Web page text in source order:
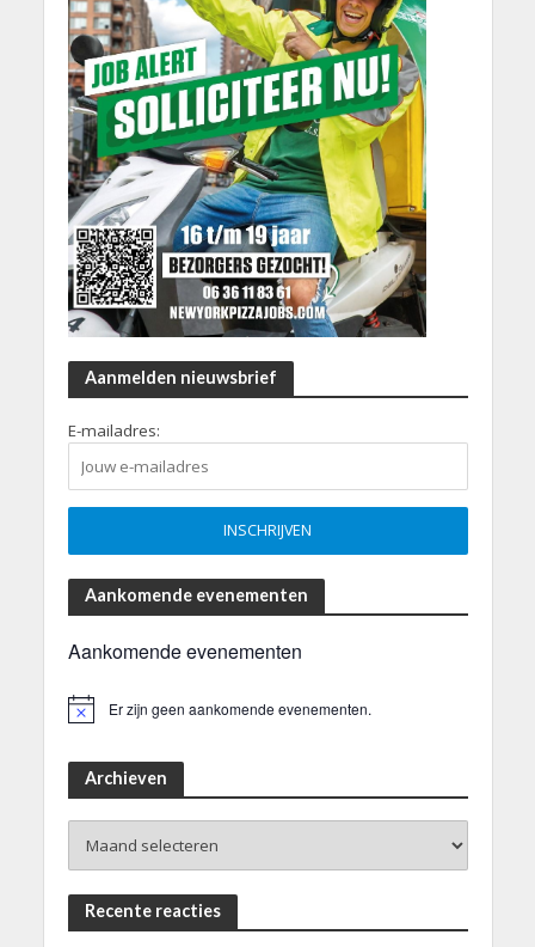
Aanmelden nieuwsbrief
E-mailadres:
Aankomende evenementen
Aankomende evenementen
Er zijn geen aankomende evenementen.
Archieven
Recente reacties